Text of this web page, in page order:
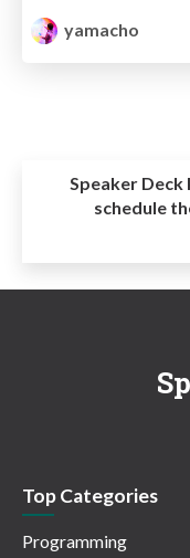
yamacho
Speaker Deck
schedule
Top Categories
Programming